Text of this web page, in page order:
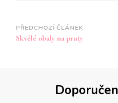
Navigace
příspěvku
PŘEDCHOZÍ ČLÁNEK
Skvělé obaly na pruty